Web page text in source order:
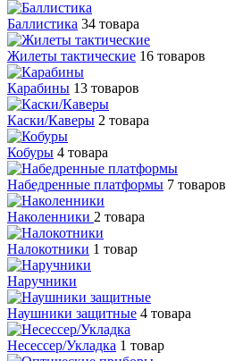
Баллистика 34 товара
Жилеты тактические 16 товаров
Карабины 13 товаров
Каски/Каверы 2 товара
Кобуры 4 товара
Набедренные платформы 7 товаров
Наколенники 2 товара
Налокотники 1 товар
Наручники
Наушники защитные 4 товара
Несессер/Укладка 1 товар